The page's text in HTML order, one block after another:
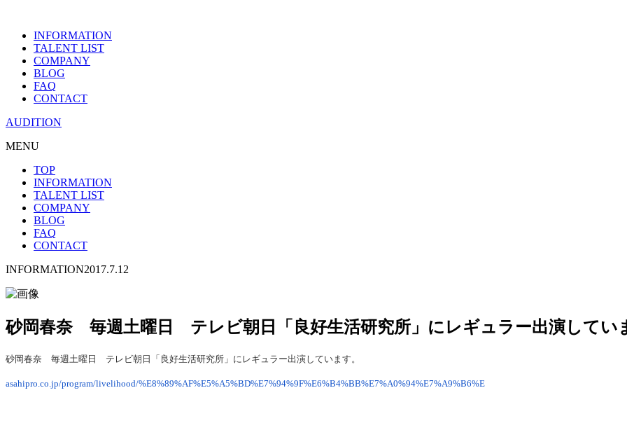
INFORMATION
TALENT LIST
COMPANY
BLOG
FAQ
CONTACT
AUDITION
MENU
TOP
INFORMATION
TALENT LIST
COMPANY
BLOG
FAQ
CONTACT
INFORMATION2017.7.12
砂岡春奈 毎週土曜日 テレビ朝日「良好生活研究所」にレギュラー出演してい
砂岡春奈 毎週土曜日 テレビ朝日「良好生活研究所」にレギュラー出演しています。
asahipro.co.jp/program/livelihood/%E8%89%AF%E5%A5%BD%E7%94%9F%E6%B4%BB%E7%A0%94%E7%A9%B6%E